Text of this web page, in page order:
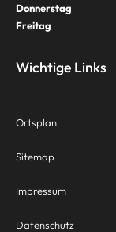
Donnerstag
Freitag
Wichtige Links
Ortsplan
Sitemap
Impressum
Datenschutz